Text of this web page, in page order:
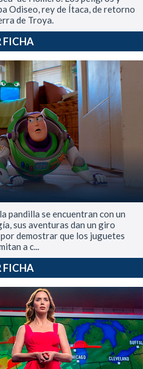
Odiseo, rey de Ítaca, de retorno
de Troya.
FICHA
pandilla se encuentran con un
sus aventuras dan un giro
demostrar que los juguetes
a c...
FICHA